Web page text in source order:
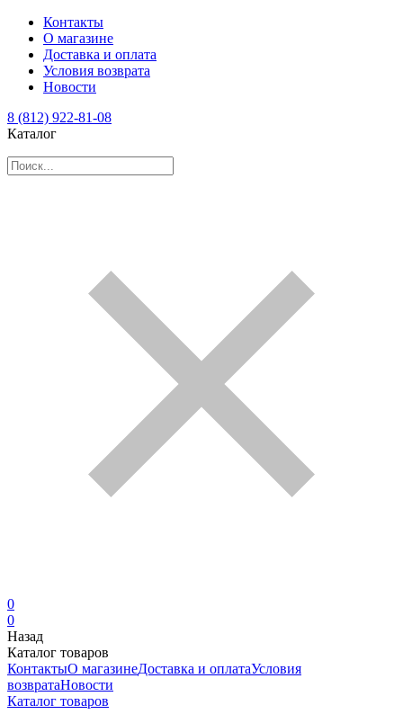
Контакты
О магазине
Доставка и оплата
Условия возврата
Новости
8 (812) 922-81-08
Каталог
0
0
Назад
Каталог товаров
КонтактыО магазинеДоставка и оплатаУсловия
возвратаНовости
Каталог товаров